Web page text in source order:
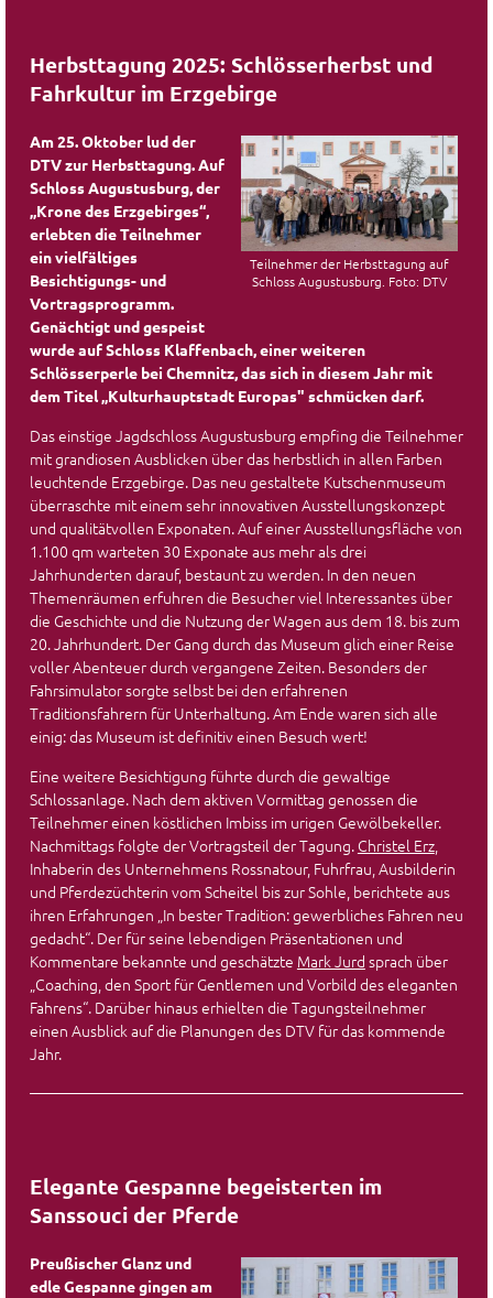
Herbsttagung 2025: Schlösserherbst und
Fahrkultur im Erzgebirge
Teilnehmer der Herbsttagung auf
Schloss Augustusburg. Foto: DTV
Am 25. Oktober lud der
DTV zur Herbsttagung. Auf
Schloss Augustusburg, der
„Krone des Erzgebirges“,
erlebten die Teilnehmer
ein vielfältiges
Besichtigungs- und
Vortragsprogramm.
Genächtigt und gespeist
wurde auf Schloss Klaffenbach, einer weiteren
Schlösserperle bei Chemnitz, das sich in diesem Jahr mit
dem Titel „Kulturhauptstadt Europas" schmücken darf.
Das einstige Jagdschloss Augustusburg empfing die Teilnehmer
mit grandiosen Ausblicken über das herbstlich in allen Farben
leuchtende Erzgebirge. Das neu gestaltete Kutschenmuseum
überraschte mit einem sehr innovativen Ausstellungskonzept
und qualitätvollen Exponaten. Auf einer Ausstellungsfläche von
1.100 qm warteten 30 Exponate aus mehr als drei
Jahrhunderten darauf, bestaunt zu werden. In den neuen
Themenräumen erfuhren die Besucher viel Interessantes über
die Geschichte und die Nutzung der Wagen aus dem 18. bis zum
20. Jahrhundert. Der Gang durch das Museum glich einer Reise
voller Abenteuer durch vergangene Zeiten. Besonders der
Fahrsimulator sorgte selbst bei den erfahrenen
Traditionsfahrern für Unterhaltung. Am Ende waren sich alle
einig: das Museum ist definitiv einen Besuch wert!
Eine weitere Besichtigung führte durch die gewaltige
Schlossanlage. Nach dem aktiven Vormittag genossen die
Teilnehmer einen köstlichen Imbiss im urigen Gewölbekeller.
Nachmittags folgte der Vortragsteil der Tagung. Christel Erz,
Inhaberin des Unternehmens Rossnatour, Fuhrfrau, Ausbilderin
und Pferdezüchterin vom Scheitel bis zur Sohle, berichtete aus
ihren Erfahrungen „In bester Tradition: gewerbliches Fahren neu
gedacht“. Der für seine lebendigen Präsentationen und
Kommentare bekannte und geschätzte Mark Jurd sprach über
„Coaching, den Sport für Gentlemen und Vorbild des eleganten
Fahrens“. Darüber hinaus erhielten die Tagungsteilnehmer
einen Ausblick auf die Planungen des DTV für das kommende
Jahr.
Elegante Gespanne begeisterten im
Sanssouci der Pferde
Preußischer Glanz und
edle Gespanne gingen am